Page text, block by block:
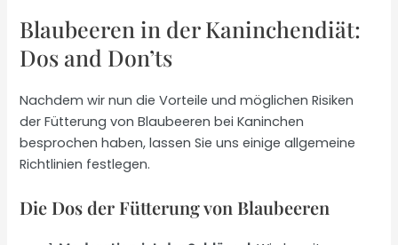
Blaubeeren in der Kaninchendiät:
Dos and Don’ts
Nachdem wir nun die Vorteile und möglichen Risiken
der Fütterung von Blaubeeren bei Kaninchen
besprochen haben, lassen Sie uns einige allgemeine
Richtlinien festlegen.
Die Dos der Fütterung von Blaubeeren